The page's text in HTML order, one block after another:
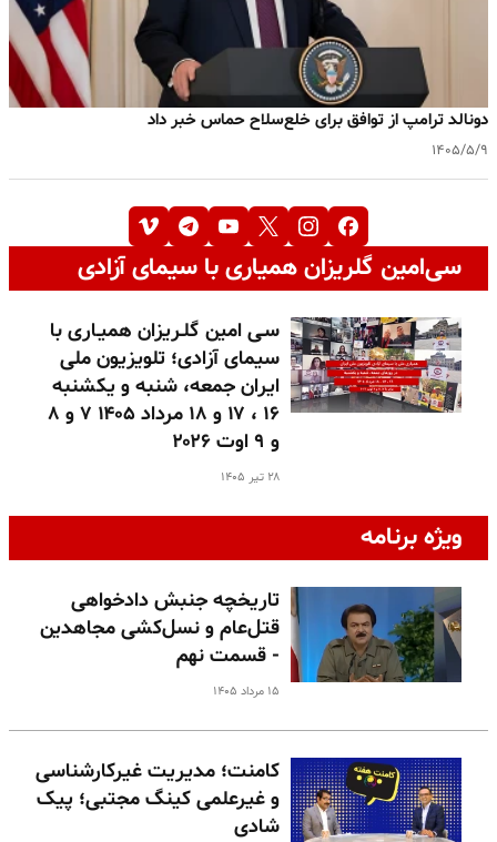
دونالد ترامپ از توافق برای خلع‌سلاح حماس خبر داد
۱۴۰۵/۵/۹
سی‌امین گلریزان همیاری با سیمای آزادی
سـی امین گلـریزان همیـاری با
سیمای آزادی؛ تلویزیون ملی
ایران جمعه، شنبه و یکشنبه
۱۶ ، ۱۷ و ۱۸ مرداد ۱۴۰۵ ۷ و ۸
و ۹ اوت ۲۰۲۶
۲۸ تیر ۱۴۰۵
ویژه برنامه
تاریخچه جنبش دادخواهی
قتل‌عام و نسل‌کشی مجاهدین
- قسمت نهم
۱۵ مرداد ۱۴۰۵
کامنت؛ مدیریت غیرکارشناسی
و غیرعلمی کینگ مجتبی؛ پیک
شادی